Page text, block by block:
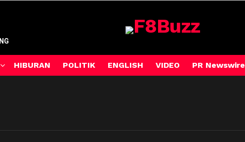
HIBURAN POLITIK ENGLISH VIDEO PR Newswire